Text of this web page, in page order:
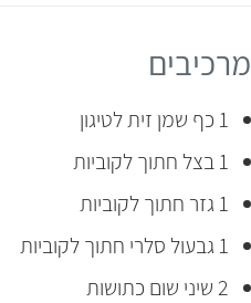
מרכיבים
1 כף שמן זית לטיגון
1 בצל חתוך לקוביות
1 גזר חתוך לקוביות
1 גבעול סלרי חתוך לקוביות
2 שיני שום כתושות